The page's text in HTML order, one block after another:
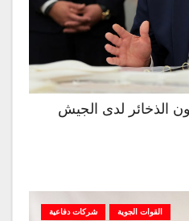
الذخائر لدى الجيش
القوات الجوية شركات دفاعية